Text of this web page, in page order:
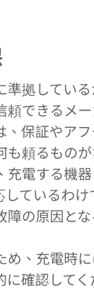
拠してい
できるメ
保証やア
頼るもの
電する機
ているわ
の原因と
、充電時
確認して